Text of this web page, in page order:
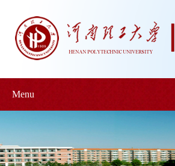
Menu